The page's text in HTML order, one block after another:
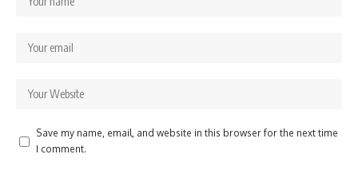
Save my name, email, and website in this browser for the next time
I comment.